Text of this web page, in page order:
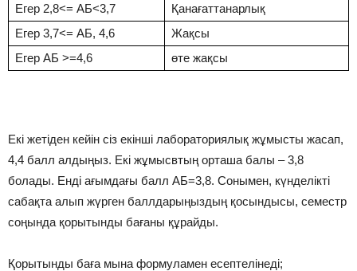
Егер 2,8<= АБ<3,7
Қанағаттанарлық
Егер 3,7<= АБ, 4,6
Жақсы
Егер АБ >=4,6
өте жақсы
Екі жетіден кейін сіз екінші лабораториялық жұмысты жасап,
4,4 балл алдыңыз. Екі жұмысвтың орташа балы – 3,8
болады. Енді ағымдағы балл АБ=3,8. Сонымен, күнделікті
сабақта алып жүрген баллдарыңыздың қосындысы, семестр
соңында қорытынды бағаны құрайды.
Қорытынды баға мына формуламен есептелінеді;